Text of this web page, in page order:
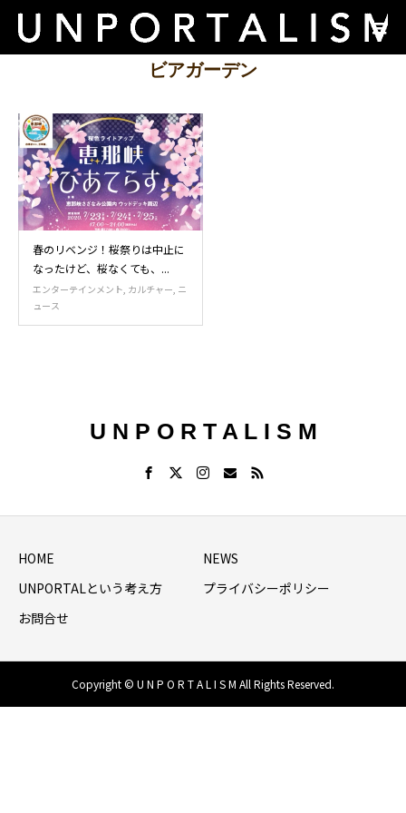
ビアガーデン
春のリベンジ！桜祭りは中止に
なったけど、桜なくても、...
エンターテインメント, カルチャー, ニ
ュース
U N P O R T A L I S M
HOME
NEWS
UNPORTALという考え方
プライバシーポリシー
お問合せ
Copyright © U N P O R T A L I S M All Rights Reserved.